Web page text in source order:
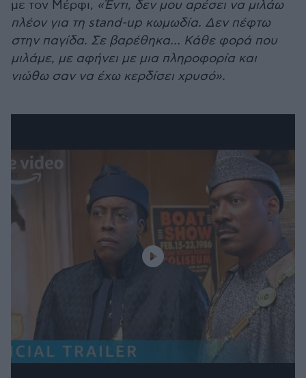
με τον Μέρφι, «Έντι, δεν μου αρέσει να μιλάω
πλέον για τη stand-up κωμωδία. Δεν πέφτω
στην παγίδα. Σε βαρέθηκα… Κάθε φορά που
μιλάμε, με αφήνει με μια πληροφορία και
νιώθω σαν να έχω κερδίσει χρυσό».